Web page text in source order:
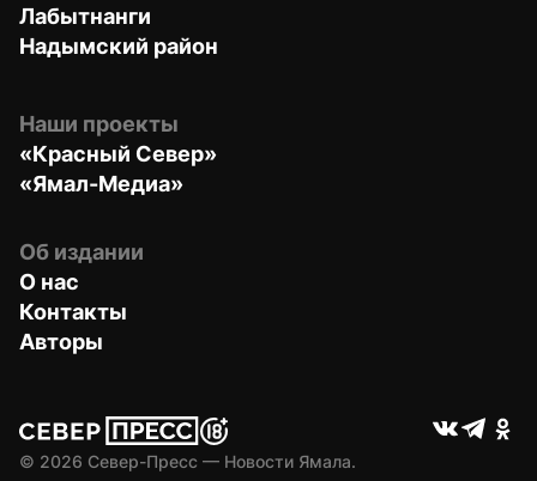
Лабытнанги
Надымский район
Наши проекты
«Красный Север»
«Ямал-Медиа»
Об издании
О нас
Контакты
Авторы
© 2026 Север-Пресс — Новости Ямала.